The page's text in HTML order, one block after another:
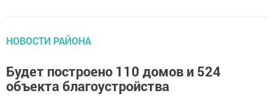
НОВОСТИ РАЙОНА
Будет построено 110 домов и 524
объекта благоустройства